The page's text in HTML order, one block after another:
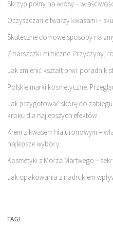
Skrzyp polny na włosy –
Oczyszczanie twarzy kwasami –
Skuteczne domowe sposoby na
Zmarszczki mimiczne: Przyczyny,
Jak zmienić kształt brwi: poradnik
Polskie marki kosmetyczne:
Jak przygotować skórę do
kroku dla najlepszych efektów
Krem z kwasem hialuronowym –
najlepsze wybory
Kosmetyki z Morza Martwego –
Jak opakowania z nadrukiem
TAGI